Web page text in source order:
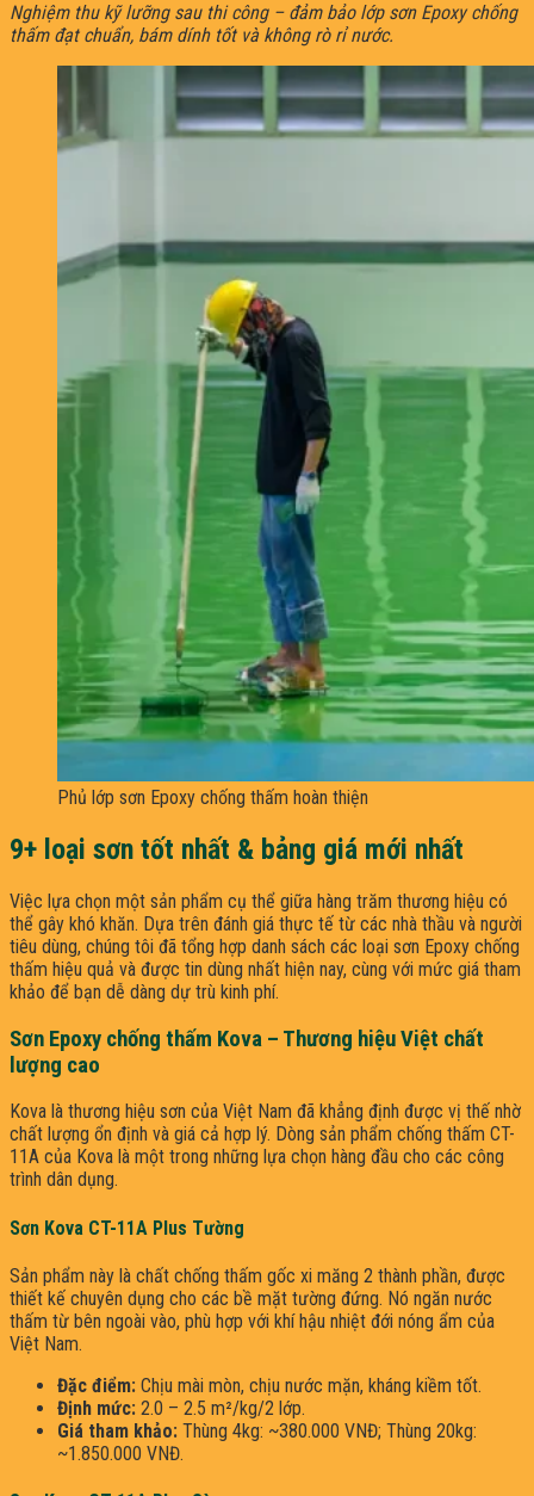
Nghiệm thu kỹ lưỡng sau thi công – đảm bảo lớp sơn Epoxy chống
thấm đạt chuẩn, bám dính tốt và không rò rỉ nước.
Phủ lớp sơn Epoxy chống thấm hoàn thiện
9+ loại sơn tốt nhất & bảng giá mới nhất
Việc lựa chọn một sản phẩm cụ thể giữa hàng trăm thương hiệu có
thể gây khó khăn. Dựa trên đánh giá thực tế từ các nhà thầu và người
tiêu dùng, chúng tôi đã tổng hợp danh sách các loại sơn Epoxy chống
thấm hiệu quả và được tin dùng nhất hiện nay, cùng với mức giá tham
khảo để bạn dễ dàng dự trù kinh phí.
Sơn Epoxy chống thấm Kova – Thương hiệu Việt chất
lượng cao
Kova là thương hiệu sơn của Việt Nam đã khẳng định được vị thế nhờ
chất lượng ổn định và giá cả hợp lý. Dòng sản phẩm chống thấm CT-
11A của Kova là một trong những lựa chọn hàng đầu cho các công
trình dân dụng.
Sơn Kova CT-11A Plus Tường
Sản phẩm này là chất chống thấm gốc xi măng 2 thành phần, được
thiết kế chuyên dụng cho các bề mặt tường đứng. Nó ngăn nước
thấm từ bên ngoài vào, phù hợp với khí hậu nhiệt đới nóng ẩm của
Việt Nam.
Đặc điểm: Chịu mài mòn, chịu nước mặn, kháng kiềm tốt.
Định mức: 2.0 – 2.5 m²/kg/2 lớp.
Giá tham khảo: Thùng 4kg: ~380.000 VNĐ; Thùng 20kg:
~1.850.000 VNĐ.